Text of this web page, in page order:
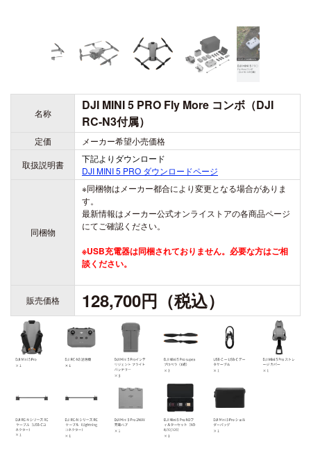
DJI POWER 1000 MINI
DJI POWER 2000
DJI POWER 1000 V2
DJI POWER 1000
DJI POWER 500
DJI GOGGLES N3
DJI GOGGLES 3
DJI RC MOTION 3
DJI RC MOTION 2
DJI MIC シリーズ
DJI MIC 3
DJI MIC 2
DJI MIC MINI 2
DJI MIC MINI
名称
DJI MINI 5 PRO Fly More コンボ（DJI
RC-N3付属）
定価
メーカー希望小売価格
取扱説明書
下記よりダウンロード
DJI MINI 5 PRO ダウンロードページ
同梱物
※同梱物はメーカー都合により変更となる場合がありま
す。
最新情報はメーカー公式オンライストアの各商品ページ
にてご確認ください。
※USB充電器は同梱されておりません。必要な方はご相
談ください。
販売価格 128,700円（税込）